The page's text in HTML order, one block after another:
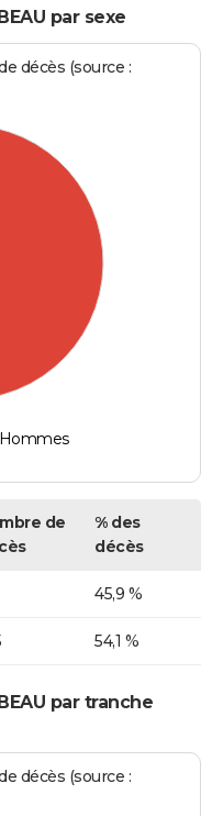
par sexe
décès (source :
Hommes
de
% des
décès
45,9 %
54,1 %
par tranche
décès (source :